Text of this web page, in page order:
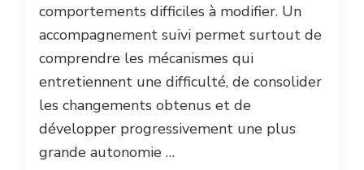
comportements difficiles à modifier. Un
accompagnement suivi permet surtout de
comprendre les mécanismes qui
entretiennent une difficulté, de consolider
les changements obtenus et de
développer progressivement une plus
grande autonomie …